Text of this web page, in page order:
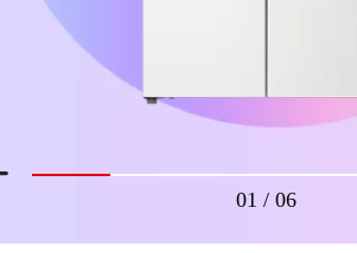
01 / 06